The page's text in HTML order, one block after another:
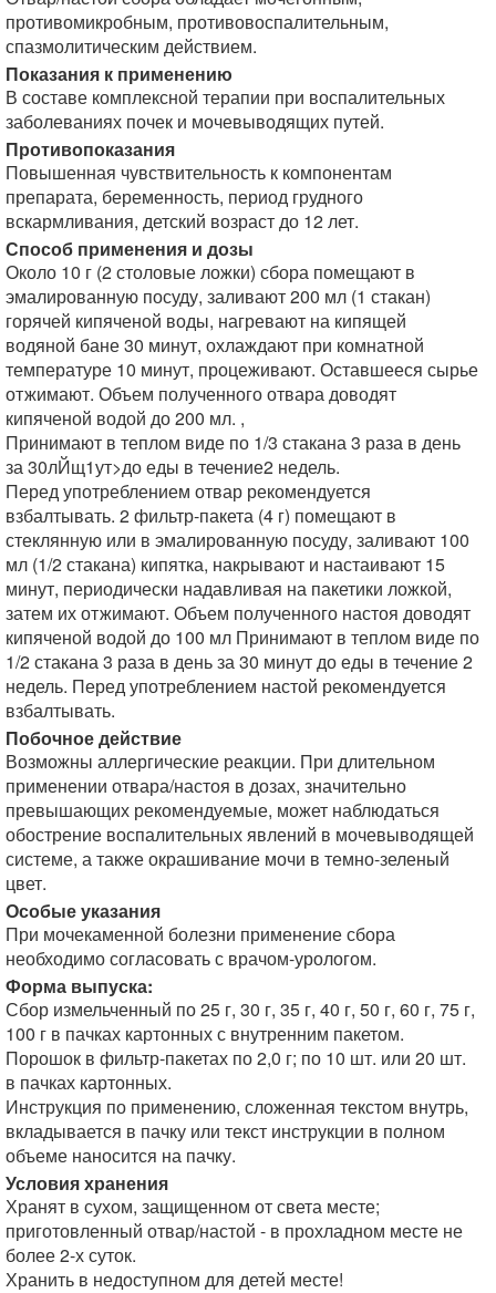
противомикробным, противовоспалительным,
спазмолитическим действием.
Показания к применению
В составе комплексной терапии при воспалительных
заболеваниях почек и мочевыводящих путей.
Противопоказания
Повышенная чувствительность к компонентам
препарата, беременность, период грудного
вскармливания, детский возраст до 12 лет.
Способ применения и дозы
Около 10 г (2 столовые ложки) сбора помещают в
эмалированную посуду, заливают 200 мл (1 стакан)
горячей кипяченой воды, нагревают на кипящей
водяной бане 30 минут, охлаждают при комнатной
температуре 10 минут, процеживают. Оставшееся сырье
отжимают. Объем полученного отвара доводят
кипяченой водой до 200 мл. ,
Принимают в теплом виде по 1/3 стакана 3 раза в день
за 30лЙщ1ут>до еды в течение2 недель.
Перед употреблением отвар рекомендуется
взбалтывать. 2 фильтр-пакета (4 г) помещают в
стеклянную или в эмалированную посуду, заливают 100
мл (1/2 стакана) кипятка, накрывают и настаивают 15
минут, периодически надавливая на пакетики ложкой,
затем их отжимают. Объем полученного настоя доводят
кипяченой водой до 100 мл Принимают в теплом виде по
1/2 стакана 3 раза в день за 30 минут до еды в течение 2
недель. Перед употреблением настой рекомендуется
взбалтывать.
Побочное действие
Возможны аллергические реакции. При длительном
применении отвара/настоя в дозах, значительно
превышающих рекомендуемые, может наблюдаться
обострение воспалительных явлений в мочевыводящей
системе, а также окрашивание мочи в темно-зеленый
цвет.
Особые указания
При мочекаменной болезни применение сбора
необходимо согласовать с врачом-урологом.
Форма выпуска:
Сбор измельченный по 25 г, 30 г, 35 г, 40 г, 50 г, 60 г, 75 г,
100 г в пачках картонных с внутренним пакетом.
Порошок в фильтр-пакетах по 2,0 г; по 10 шт. или 20 шт.
в пачках картонных.
Инструкция по применению, сложенная текстом внутрь,
вкладывается в пачку или текст инструкции в полном
объеме наносится на пачку.
Условия хранения
Хранят в сухом, защищенном от света месте;
приготовленный отвар/настой - в прохладном месте не
более 2-х суток.
Хранить в недоступном для детей месте!